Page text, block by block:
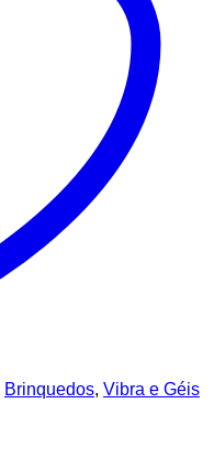
Brinquedos, Vibra e Géis